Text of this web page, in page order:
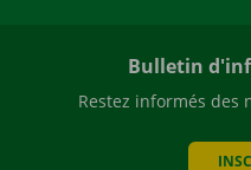
Bulletin
Restez informés des